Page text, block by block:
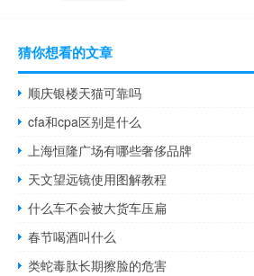
猜你想看的文章
顺庆银楼天猫可靠吗
cfa和cpa区别是什么
上海恒隆广场有哪些奢侈品牌
天文望远镜使用图解教程
什么车不会被大货车压扁
春节喝酒叫什么
类蛇毒肽长期擦脸的危害